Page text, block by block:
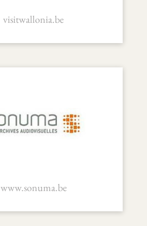
Visit Wallonia
visitwallonia.be
Sonuma
www.sonuma.be